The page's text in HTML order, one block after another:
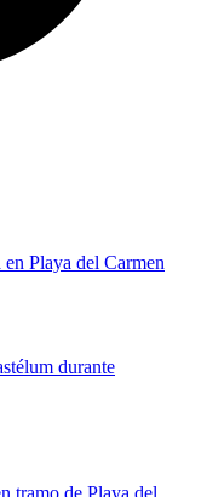
Playa del Carmen
durante
tramo de Playa del